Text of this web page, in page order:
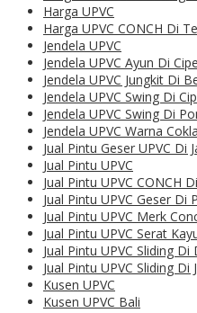
Harga UPVC
Harga UPVC CONCH Di
Jendela UPVC
Jendela UPVC Ayun Di
Jendela UPVC Jungkit Di
Jendela UPVC Swing Di
Jendela UPVC Swing Di
Jendela UPVC Warna
Jual Pintu Geser UPVC Di
Jual Pintu UPVC
Jual Pintu UPVC CONCH
Jual Pintu UPVC Geser Di
Jual Pintu UPVC Merk
Jual Pintu UPVC Serat
Jual Pintu UPVC Sliding
Jual Pintu UPVC Sliding Di
Kusen UPVC
Kusen UPVC Bali